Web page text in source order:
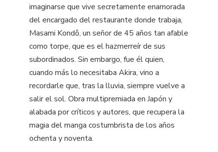
imaginarse que vive secretamente enamorada
del encargado del restaurante donde trabaja,
Masami Kondô, un señor de 45 años tan afable
como torpe, que es el hazmerreír de sus
subordinados. Sin embargo, fue él quien,
cuando más lo necesitaba Akira, vino a
recordarle que, tras la lluvia, siempre vuelve a
salir el sol. Obra multipremiada en Japón y
alabada por críticos y autores, que recupera la
magia del manga costumbrista de los años
ochenta y noventa.